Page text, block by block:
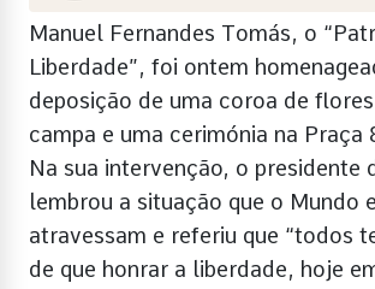
Manuel Fernandes Tomás, o
Liberdade”, foi ontem
deposição de uma coroa de
campa e uma cerimónia na Praça
Na sua intervenção, o presidente
lembrou a situação que o Mundo
atravessam e referiu que “todos
de que honrar a liberdade, hoje